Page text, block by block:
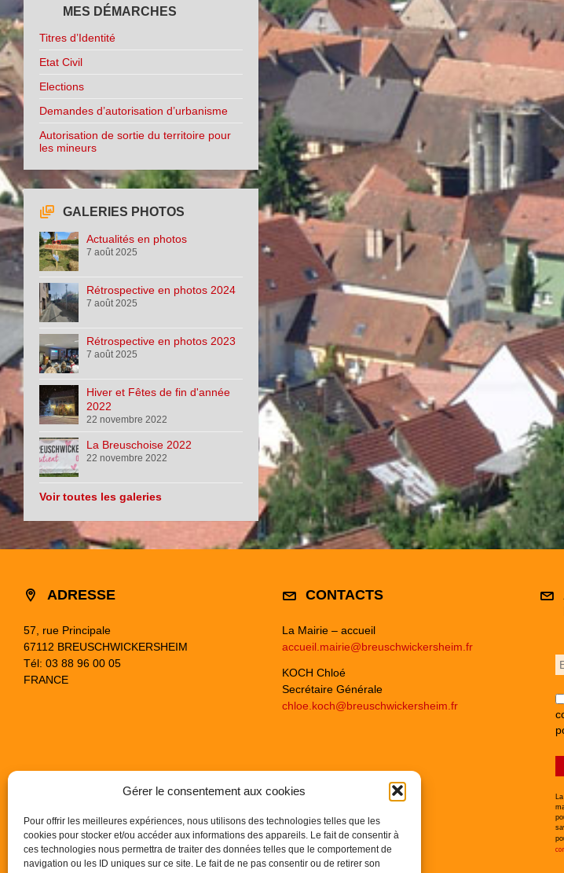
Gérer le consentement aux cookies
Pour offrir les meilleures expériences, nous utilisons des technologies telles que les
cookies pour stocker et/ou accéder aux informations des appareils. Le fait de consentir à
ces technologies nous permettra de traiter des données telles que le comportement de
navigation ou les ID uniques sur ce site. Le fait de ne pas consentir ou de retirer son
MES DÉMARCHES
Titres d’Identité
Etat Civil
Elections
Demandes d’autorisation d’urbanisme
Autorisation de sortie du territoire pour
les mineurs
GALERIES PHOTOS
Actualités en photos
7 août 2025
Rétrospective en photos 2024
7 août 2025
Rétrospective en photos 2023
7 août 2025
Hiver et Fêtes de fin d'année
2022
22 novembre 2022
La Breuschoise 2022
22 novembre 2022
Voir toutes les galeries
ADRESSE
57, rue Principale
67112 BREUSCHWICKERSHEIM
Tél: 03 88 96 00 05
FRANCE
CONTACTS
La Mairie – accueil
accueil.mairie@breuschwickersheim.fr
KOCH Chloé
Secrétaire Générale
chloe.koch@breuschwickersheim.fr